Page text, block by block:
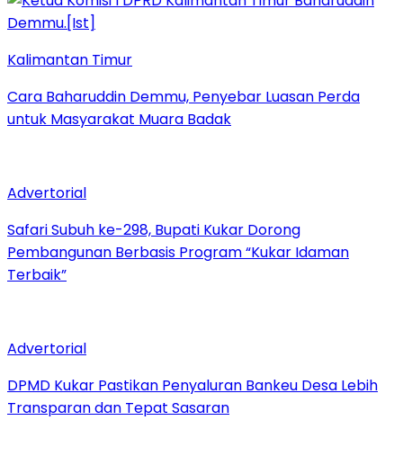
Kalimantan Timur
Cara Baharuddin Demmu, Penyebar Luasan Perda
untuk Masyarakat Muara Badak
Advertorial
Safari Subuh ke-298, Bupati Kukar Dorong
Pembangunan Berbasis Program “Kukar Idaman
Terbaik”
Advertorial
DPMD Kukar Pastikan Penyaluran Bankeu Desa Lebih
Transparan dan Tepat Sasaran